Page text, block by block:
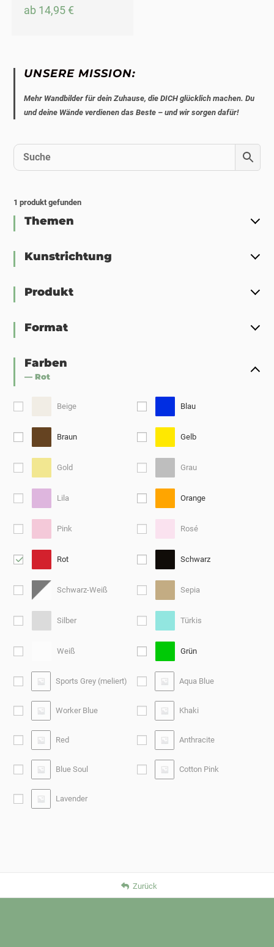
ab 14,95 €
UNSERE MISSION:
Mehr Wandbilder für dein Zuhause, die DICH glücklich machen. Du
und deine Wände verdienen das Beste – und wir sorgen dafür!
1 produkt gefunden
Themen
Kunstrichtung
Produkt
Format
Farben
— Rot
Beige Blau
Braun Gelb
Gold Grau
Lila Orange
Pink Rosé
Rot Schwarz
Schwarz-Weiß Sepia
Silber Türkis
Weiß Grün
Sports Grey (meliert) Aqua Blue
Worker Blue Khaki
Red Anthracite
Blue Soul Cotton Pink
Lavender
Zurück